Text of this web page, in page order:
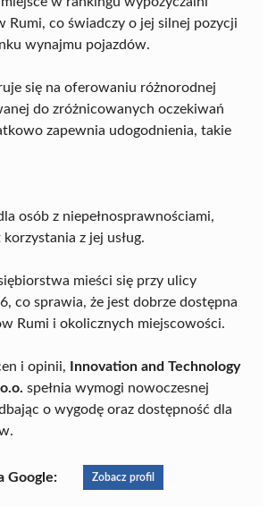
Rumi, co świadczy o jej silnej pozycji
wynajmu pojazdów.
się na oferowaniu różnorodnej
do zróżnicowanych oczekiwań
zapewnia udogodnienia, takie
osób z niepełnosprawnościami,
z jej usług.
mieści się przy ulicy
co sprawia, że jest dobrze dostępna
Rumi i okolicznych miejscowości.
i opinii,
Innovation and Technology
spełnia wymogi nowoczesnej
o wygodę oraz dostępność dla
Google: Zobacz profil